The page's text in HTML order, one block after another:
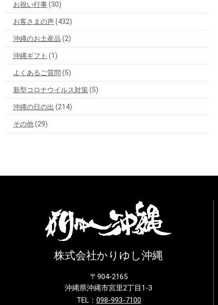
お祝い行事(30)
お客さまの声(432)
沖縄のお土産品 (2)
沖縄ギフト (1)
よくあるご質問 (5)
新型コロナウイルス対策(5)
沖縄の日の出 (214)
その他(29)
株式会社かりゆし沖縄
〒904-2165
沖縄県沖縄市宮里2丁目1-3
TEL： 098-993-7100